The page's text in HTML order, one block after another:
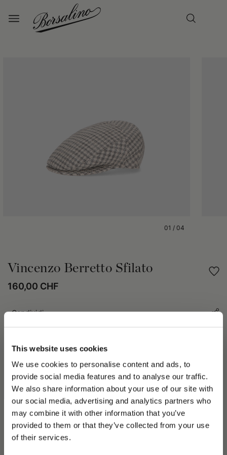
This website uses cookies
We use cookies to personalise content and ads, to
provide social media features and to analyse our traffic.
We also share information about your use of our site with
our social media, advertising and analytics partners who
may combine it with other information that you’ve
provided to them or that they’ve collected from your use
of their services.
PLEASE CHOOSE YOUR COUNTRY
We detected that you are browsing from United States, do
01 / 04
Vincenzo Berretto Sfilato
160,00 CHF
Condividi
Il berretto Vincenzo è un modello caratterizzato da una
struttura sfilata con quattro cuciture a lunetta sul retro che ne
valorizzano il profilo. Proposto esclusivamente con una gamma
di tessuti selezionati con cura. L’interno è foderato in tessuto
oxford che garantisce comfort e traspirabilità. Progettato con
la visiera cucita che assicura solidità e un aspetto pulito e
funzionale, valorizzato da una bandierina con ricamato il logo
della maison. Fornito di dust bag in abbinamento, ideale per